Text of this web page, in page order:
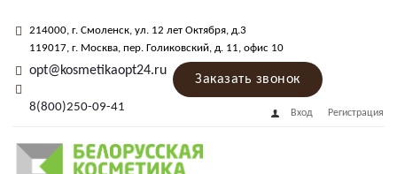
214000, г. Смоленск, ул. 12 лет Октября, д.3
119017, г. Москва, пер. Голиковский, д. 11, офис 10
opt@kosmetikaopt24.ru
8(800)250-09-41
Заказать звонок
Вход Регистрация